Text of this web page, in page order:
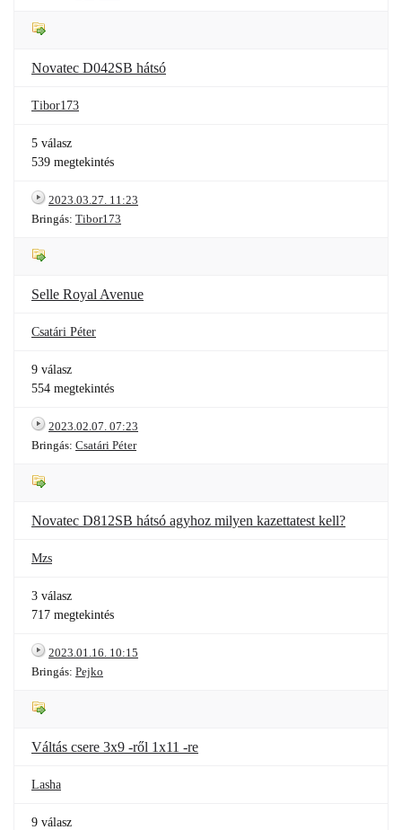
Novatec D042SB hátsó
Tibor173
5 válasz
539 megtekintés
2023.03.27. 11:23
Bringás: Tibor173
Selle Royal Avenue
Csatári Péter
9 válasz
554 megtekintés
2023.02.07. 07:23
Bringás: Csatári Péter
Novatec D812SB hátsó agyhoz milyen kazettatest kell?
Mzs
3 válasz
717 megtekintés
2023.01.16. 10:15
Bringás: Pejko
Váltás csere 3x9 -ről 1x11 -re
Lasha
9 válasz